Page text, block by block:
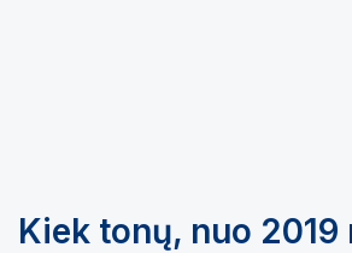
Kiek tonų, nuo 2019